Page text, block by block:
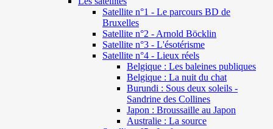
Satellite n°1 - Le parcours BD de
Bruxelles
Satellite n°2 - Arnold Böcklin
Satellite n°3 - L'ésotérisme
Satellite n°4 - Lieux réels
Belgique : Les baleines publiques
Belgique : La nuit du chat
Burundi : Sous deux soleils -
Sandrine des Collines
Japon : Broussaille au Japon
Australie : La source